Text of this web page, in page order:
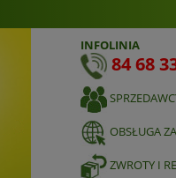
INFOLINIA
84 68
OBSŁUGA
ZWROTY I